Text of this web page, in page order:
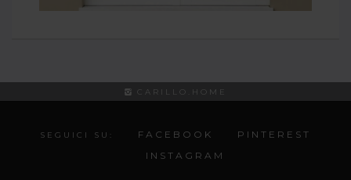
CARILLO.HOME
SEGUICI SU: FACEBOOK
PINTEREST
INSTAGRAM